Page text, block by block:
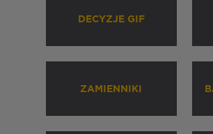
DECYZJE GIF
ZAMIENNIKI